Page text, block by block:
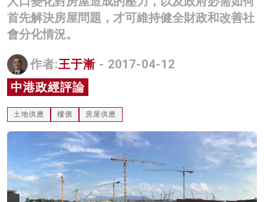
首先解決房屋問題，才可維持健全財政和改善社
會分化情況。
作者:王于漸 - 2017-04-12
中港政經評論
土地供應 樓價 房屋供應